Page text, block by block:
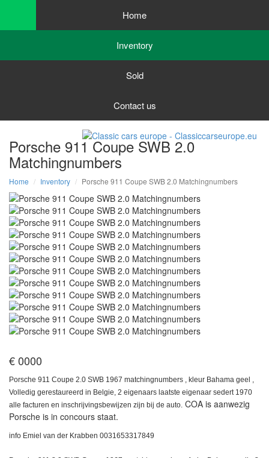
Home
Inventory
Sold
Contact us
Porsche 911 Coupe SWB 2.0
Matchingnumbers
Home Inventory Porsche 911 Coupe SWB 2.0 Matchingnumbers
€ 0000
Porsche 911 Coupe 2.0 SWB 1967 matchingnumbers , kleur Bahama geel ,
Volledig gerestaureerd in Belgie, 2 eigenaars laatste eigenaar sedert 1970
alle facturen en inschrijvingsbewijzen zijn bij de auto. COA is aanwezig
Porsche is in concours staat.
info Emiel van der Krabben 0031653317849